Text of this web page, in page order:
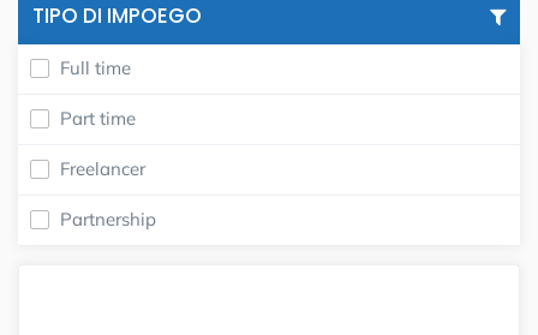
TIPO DI IMPOEGO
Full time
Part time
Freelancer
Partnership